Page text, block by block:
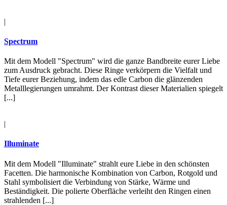
|
Spectrum
Mit dem Modell "Spectrum" wird die ganze Bandbreite eurer Liebe
zum Ausdruck gebracht. Diese Ringe verkörpern die Vielfalt und
Tiefe eurer Beziehung, indem das edle Carbon die glänzenden
Metalllegierungen umrahmt. Der Kontrast dieser Materialien spiegelt
[...]
|
Illuminate
Mit dem Modell "Illuminate" strahlt eure Liebe in den schönsten
Facetten. Die harmonische Kombination von Carbon, Rotgold und
Stahl symbolisiert die Verbindung von Stärke, Wärme und
Beständigkeit. Die polierte Oberfläche verleiht den Ringen einen
strahlenden [...]